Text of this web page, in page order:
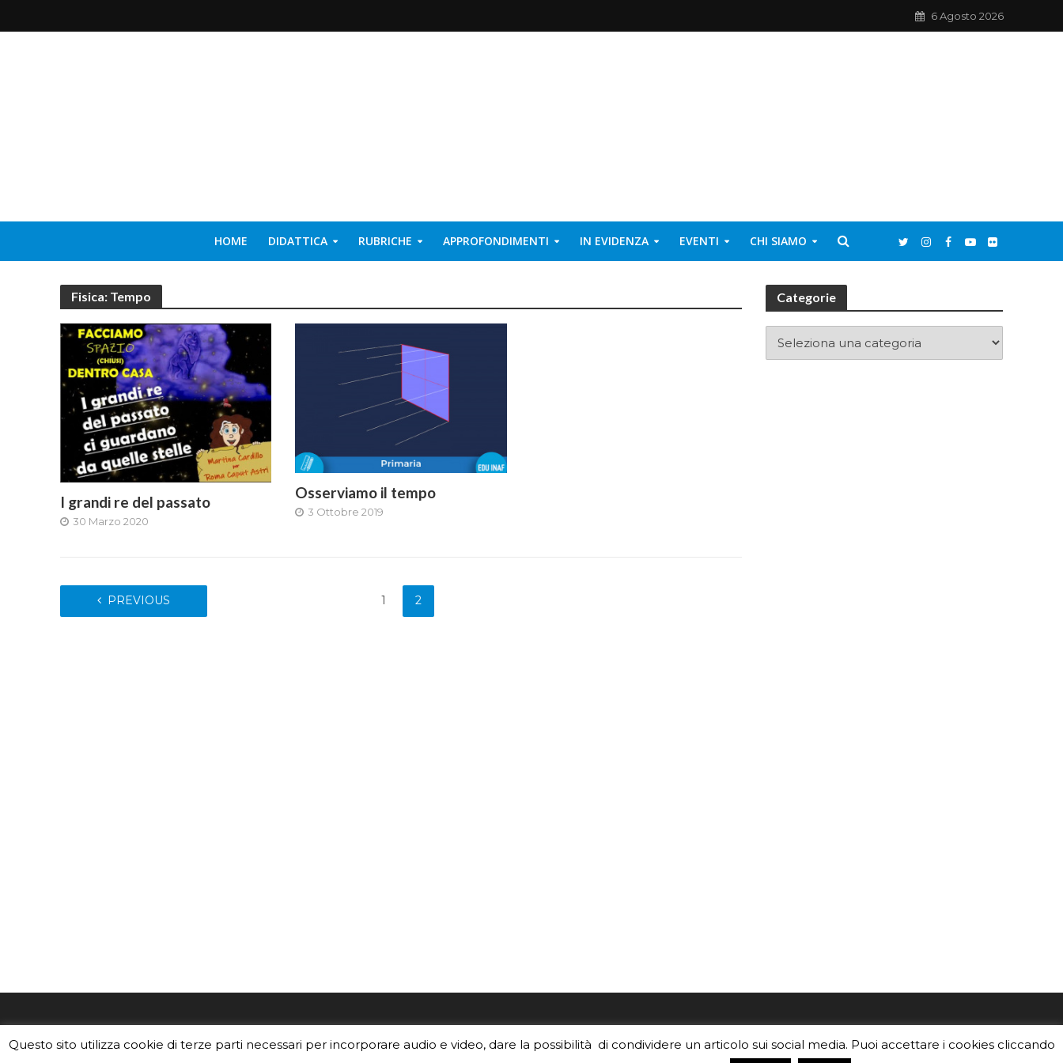
6 Agosto 2026
HOME DIDATTICA RUBRICHE APPROFONDIMENTI IN EVIDENZA EVENTI CHI SIAMO
Fisica: Tempo
I grandi re del passato
30 Marzo 2020
Osserviamo il tempo
3 Ottobre 2019
PREVIOUS 1 2
Categorie
divulgazione dell'INAF,Istituto
Leggi i Crediti.
risponde, per inviarci le tue foto o i
brochureda distribuire nella tua
Questo sito utilizza cookie di terze parti necessari per incorporare audio e video, dare la possibilità di condividere un articolo sui social media. Puoi accettare i cookies cliccando